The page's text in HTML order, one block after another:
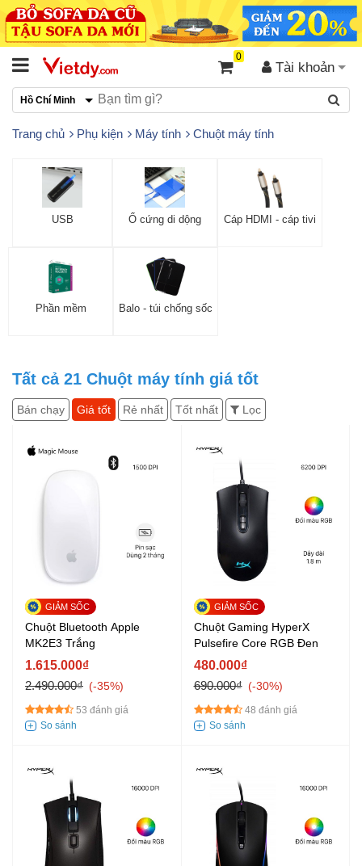
Tài khoản
0
Hồ Chí Minh
Trang chủ Phụ kiện Máy tính Chuột máy tính
USB Ổ cứng di dộng Cáp HDMI - cáp tivi
Phần mềm Balo - túi chống sốc
Tất cả 21 Chuột máy tính giá tốt
Bán chạy Giá tốt Rẻ nhất Tốt nhất Lọc
Chuột Bluetooth Apple
MK2E3 Trắng
1.615.000₫
2.490.000₫
-35%
53 đánh giá
Chuột Gaming HyperX
Pulsefire Core RGB Đen
480.000₫
690.000₫
-30%
48 đánh giá